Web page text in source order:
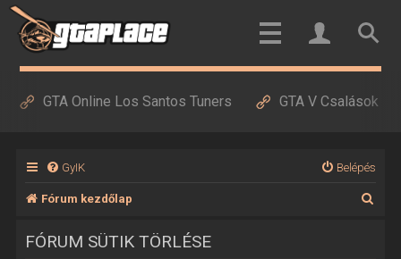
GTA Online Los Santos Tuners GTA V Csalások
GyIK Belépés
Fórum kezdőlap
FÓRUM SÜTIK TÖRLÉSE